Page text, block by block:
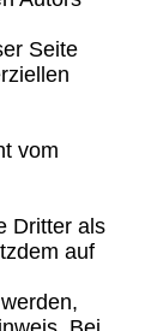
Seite
vom
Dritter als
auf